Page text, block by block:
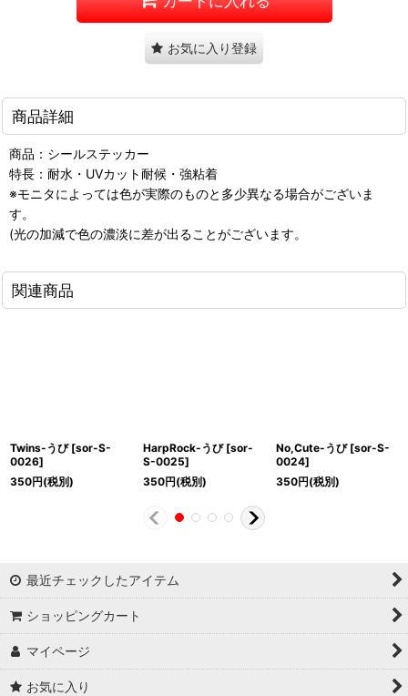
お気に入り登録
商品詳細
商品：シールステッカー
特長：耐水・UVカット耐候・強粘着
※モニタによっては色が実際のものと多少異なる場合がございま
す。
(光の加減で色の濃淡に差が出ることがございます。
関連商品
Twins-うび [sor-S-
0026]
350円(税別)
HarpRock-うび [sor-
S-0025]
350円(税別)
No,Cute-うび [sor-S-
0024]
350円(税別)
最近チェックしたアイテム
ショッピングカート
マイページ
お気に入り